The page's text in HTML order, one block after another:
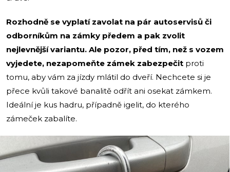
Rozhodně se vyplatí zavolat na pár autoservisů či
odborníkům na zámky předem a pak zvolit
nejlevnější variantu. Ale pozor, před tím, než s vozem
vyjedete, nezapomeňte zámek zabezpečit proti
tomu, aby vám za jízdy mlátil do dveří. Nechcete si je
přece kvůli takové banalitě odřít ani osekat zámkem.
Ideální je kus hadru, případně igelit, do kterého
zámeček zabalíte.